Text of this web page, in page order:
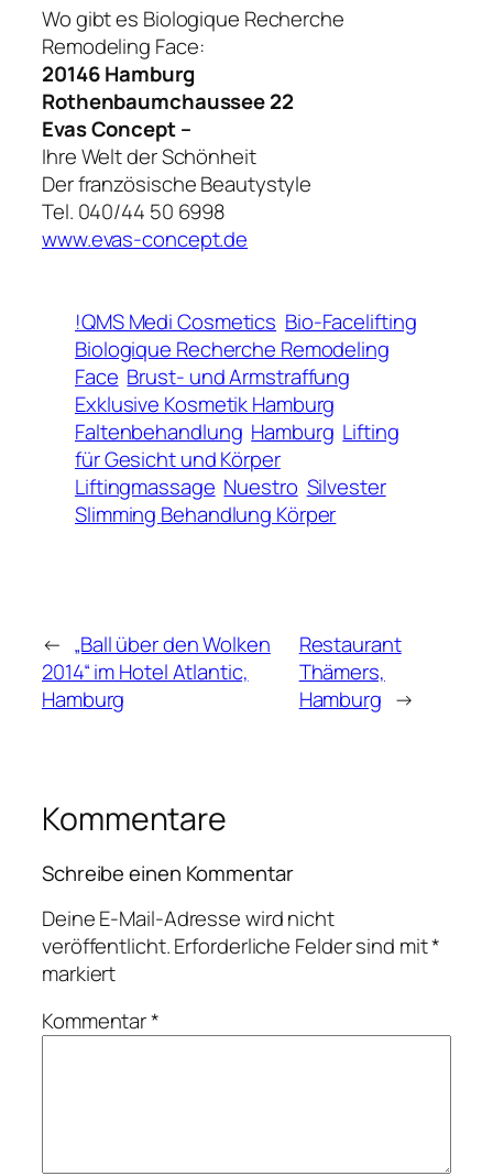
Wo gibt es Biologique Recherche
Remodeling Face:
20146 Hamburg
Rothenbaumchaussee 22
Evas Concept –
Ihre Welt der Schönheit
Der französische Beautystyle
Tel. 040/44 50 6998
www.evas-concept.de
!QMS Medi Cosmetics Bio-Facelifting
Biologique Recherche Remodeling
Face Brust- und Armstraffung
Exklusive Kosmetik Hamburg
Faltenbehandlung Hamburg Lifting
für Gesicht und Körper
Liftingmassage Nuestro Silvester
Slimming Behandlung Körper
← „Ball über den Wolken
2014“ im Hotel Atlantic,
Hamburg
Restaurant
Thämers,
Hamburg →
Kommentare
Schreibe einen Kommentar
Deine E-Mail-Adresse wird nicht
veröffentlicht.Erforderliche Felder sind mit*
markiert
Kommentar*